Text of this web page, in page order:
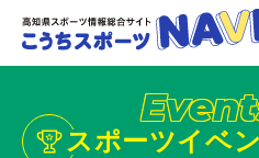
スポーツイベ